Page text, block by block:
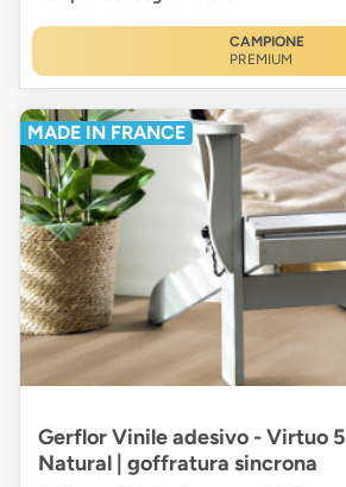
CAMPIONE
PREMIUM
MADE IN FRANCE
Gerflor Vinile adesivo - Virtuo
Natural | goffratura sincrona